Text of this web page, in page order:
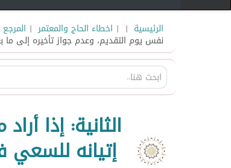
الرئيسية |
| اخطاء الحاج والمعتمر |
نفس يوم التقديم، وعدم جواز تأخيره إلى ما
الثانية: إذا
إتيانه